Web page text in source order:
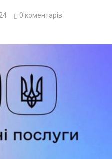
0 коментарів